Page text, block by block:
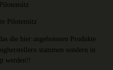
Pilotensitz
die hier angebotenen Produkte
stammen sondern in
werden!!